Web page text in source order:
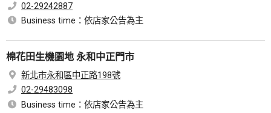
02-29242887
Business time：依店家公告為主
棉花田生機園地 永和中正門市
新北市永和區中正路198號
02-29483098
Business time：依店家公告為主